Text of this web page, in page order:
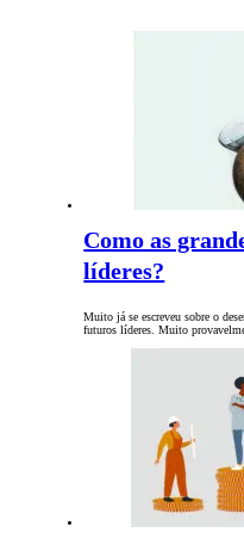
Como as
líderes?
Muito já se escreveu sobre o
futuros líderes. Muito